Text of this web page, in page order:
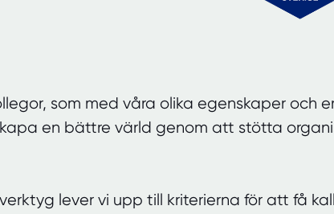
som med våra olika egenskaper och
en bättre värld genom att stötta
lever vi upp till kriterierna för att få